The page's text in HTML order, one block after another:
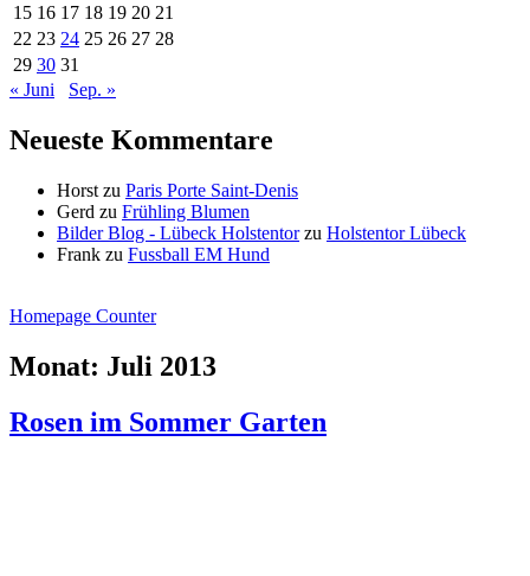
15 16 17 18 19 20 21
22 23 24 25 26 27 28
29 30 31
« Juni
Sep. »
Neueste Kommentare
Horst zu Paris Porte Saint-Denis
Gerd zu Frühling Blumen
Bilder Blog - Lübeck Holstentorzu Holstentor Lübeck
Frank zu Fussball EM Hund
Homepage Counter
Monat: Juli 2013
Rosen im Sommer Garten